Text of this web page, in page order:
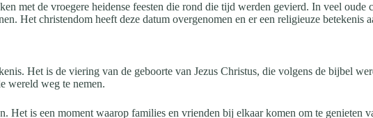
met de vroegere heidense feesten die rond die tijd werden gevierd. In veel
Het christendom heeft deze datum overgenomen en er een religieuze betekenis
Het is de viering van de geboorte van Jezus Christus, die volgens de bijbel
wereld weg te nemen.
Het is een moment waarop families en vrienden bij elkaar komen om te genieten